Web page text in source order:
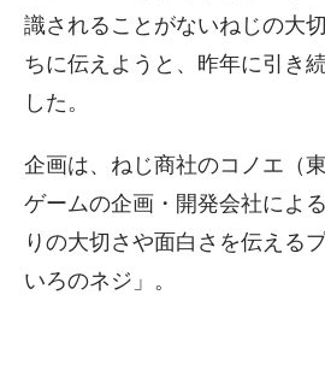
識されることがないねじの大
ちに伝えようと、昨年に引き
した。
企画は、ねじ商社のコノエ（
ゲームの企画・開発会社によ
りの大切さや面白さを伝える
いろのネジ」。